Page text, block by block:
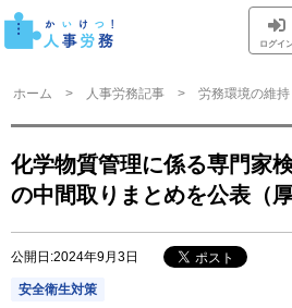
ログイ
ホーム 人事労務記事 労務環境の維
化学物質管理に係る専門家
の中間取りまとめを公表（厚
公開日:2024年9月3日
安全衛生対策